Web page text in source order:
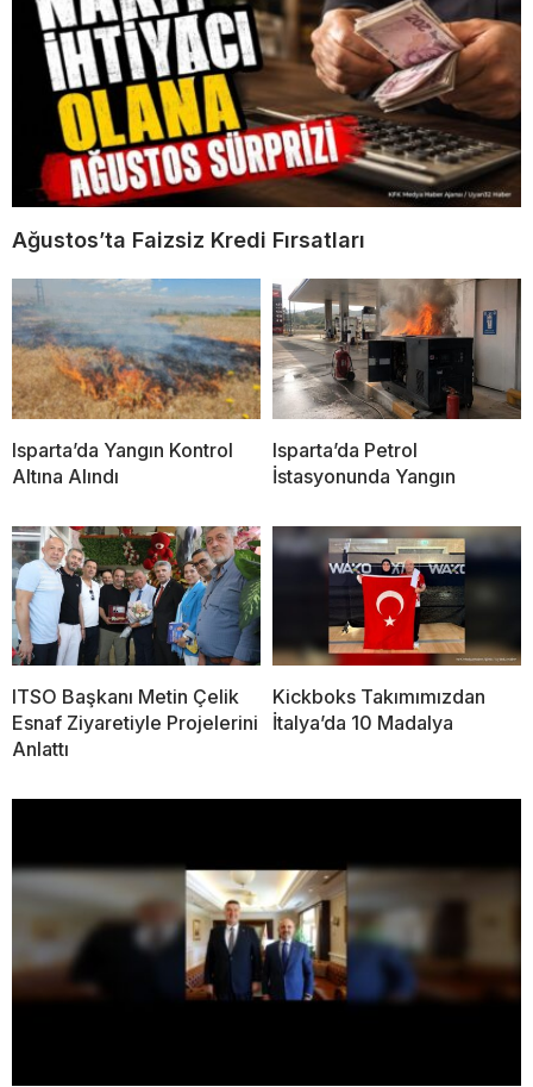
Ağustos’ta Faizsiz Kredi Fırsatları
Isparta’da Yangın Kontrol
Altına Alındı
Isparta’da Petrol
İstasyonunda Yangın
ITSO Başkanı Metin Çelik
Esnaf Ziyaretiyle Projelerini
Anlattı
Kickboks Takımımızdan
İtalya’da 10 Madalya